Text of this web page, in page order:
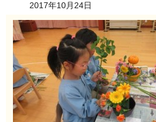
2017年10月24日